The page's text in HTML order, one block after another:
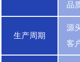
品
生产周期
源
客